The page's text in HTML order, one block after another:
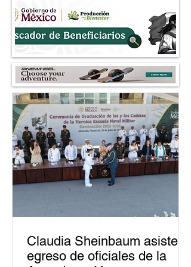
Claudia Sheinbaum asiste a
egreso de oficiales de la